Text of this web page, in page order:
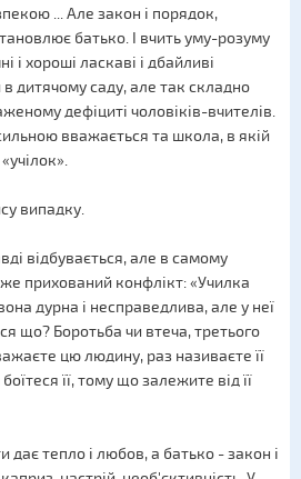
... Але закон і порядок,
батько. І вчить уму-розуму
і хороші ласкаві і дбайливі
дитячому саду, але так складно
дефіциті чоловіків-вчителів.
вважається та школа, в якій
випадку.
відбувається, але в самому
прихований конфлікт: «Училка
дурна і несправедлива, але у неї
що? Боротьба чи втеча, третього
цю людину, раз називаєте її
її, тому що залежите від її
дає тепло і любов, а батько - закон і